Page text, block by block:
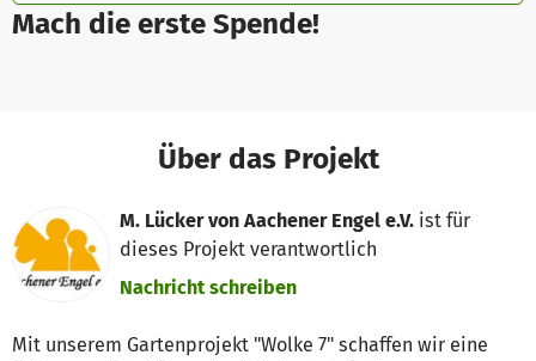
Mach die erste Spende!
Über das Projekt
M. Lücker von Aachener Engel e.V. ist für
dieses Projekt verantwortlich
Nachricht schreiben
Mit unserem Gartenprojekt "Wolke 7" schaffen wir eine